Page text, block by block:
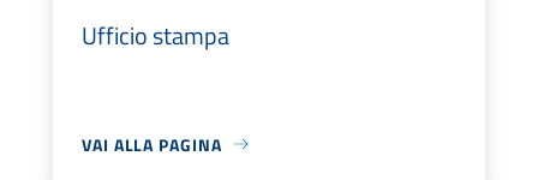
Ufficio stampa
VAI ALLA PAGINA